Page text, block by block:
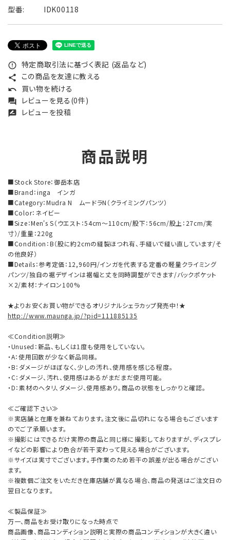
型番: IDK00118
error_outline 特定商取引法に基づく表記 (返品など)
share この商品を友達に教える
undo 買い物を続ける
forum レビューを見る(0件)
rate_review レビューを投稿
商品説明
■Stock Store：御岳本店
■Brand：inga インガ
■Category：Mudra N ムードラN（クライミングパンツ）
■Color：ネイビー
■Size：Men's S（ウエスト：54cm～110cm/股下：56cm/股上：27cm/実
寸）/重量：220g
■Condition：B（股に約2cmの縫製ほつれ有、手縫いで縫い直しています/そ
の他良好）
■Details：参考定価：12,960円/インガを代表する定番の軽量クライミング
パンツ/独自の裾デザインは裾幅と丈を同時調整ができます/バックポケット
×2/素材：ナイロン100%
★よりお安くお買い物ができるオリジナルシェラカップ発売中！★
http://www.maunga.jp/?pid=111885135
≪Condition説明≫
・Unused：新品、もしくは1度も使用をしていない。
・A：使用回数が少なく新品同様。
・B：ダメージがほぼなく、少しの汚れ、使用感を感じる程度。
・C：ダメージ、汚れ、使用感はあるがまだまだ使用可能。
・D：素材のヘタリ、ダメージ、使用感あり。商品の状態をしっかりと確認。
≪ご確認下さい≫
※実店舗と在庫を兼ねております。注文後に品切れになる場合もございます
のでご了承願います。
※撮影にはできるだけ実際の商品と同じ様に撮影しておりますが、ディスプレ
イなどの影響により色合が若干変わって見える場合がございます。
※サイズは実寸でございます。手作業のため若干の誤差が出る場合がござい
ます。
※複数個ご注文をいただき在庫店舗が異なる場合、商品の発送はご注文日の
翌日となります。
≪製品保証≫
万一、商品をお受け取りになった時点で
商品画像、商品コンディション説明と実際の商品コンディションが大きく違い